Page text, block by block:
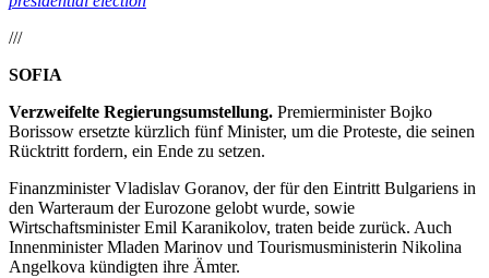
///
SOFIA
Verzweifelte Regierungsumstellung. Premierminister Bojko
Borissow ersetzte kürzlich fünf Minister, um die Proteste, die seinen
Rücktritt fordern, ein Ende zu setzen.
Finanzminister Vladislav Goranov, der für den Eintritt Bulgariens in
den Warteraum der Eurozone gelobt wurde, sowie
Wirtschaftsminister Emil Karanikolov, traten beide zurück. Auch
Innenminister Mladen Marinov und Tourismusministerin Nikolina
Angelkova kündigten ihre Ämter.